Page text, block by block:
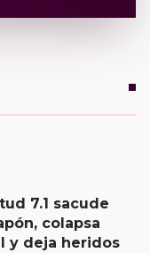
7.1 sacude
colapsa
y deja heridos